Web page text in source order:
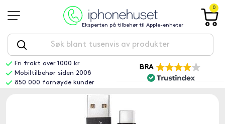
Eksperten på tilbehør til Apple-enheter
0
Fri frakt over 1000 kr
Mobiltilbehør siden 2008
850 000 fornøyde kunder
BRA